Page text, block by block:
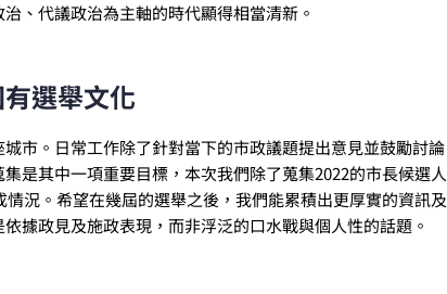
、代議政治為主軸的時代顯得相當清新。
選舉文化
市。日常工作除了針對當下的市政議題提出意見並鼓勵討論
是其中一項重要目標，本次我們除了蒐集2022的市長候選人
況。希望在幾屆的選舉之後，我們能累積出更厚實的資訊及
據政見及施政表現，而非浮泛的口水戰與個人性的話題。